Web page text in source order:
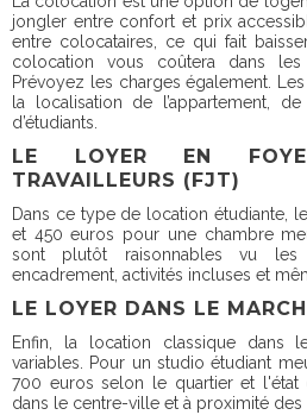
jongler entre confort et prix
entre colocataires, ce qui fait
colocation vous coûtera dans les
Prévoyez les charges également.
la localisation de l’appartement,
d’étudiants.
LE LOYER EN
TRAVAILLEURS (FJT)
Dans ce type de location étudiante,
et 450 euros pour une chambre
sont plutôt raisonnables vu les
encadrement, activités incluses et
LE LOYER DANS LE
Enfin, la location classique dans
variables. Pour un studio étudiant
700 euros selon le quartier et
dans le centre-ville et à proximité des